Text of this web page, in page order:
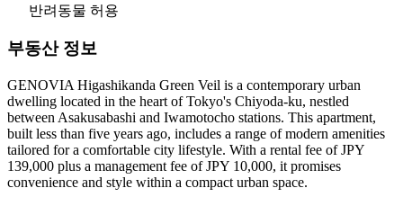
반려동물 허용
부동산 정보
GENOVIA Higashikanda Green Veil is a contemporary urban
dwelling located in the heart of Tokyo's Chiyoda-ku, nestled
between Asakusabashi and Iwamotocho stations. This apartment,
built less than five years ago, includes a range of modern amenities
tailored for a comfortable city lifestyle. With a rental fee of JPY
139,000 plus a management fee of JPY 10,000, it promises
convenience and style within a compact urban space.